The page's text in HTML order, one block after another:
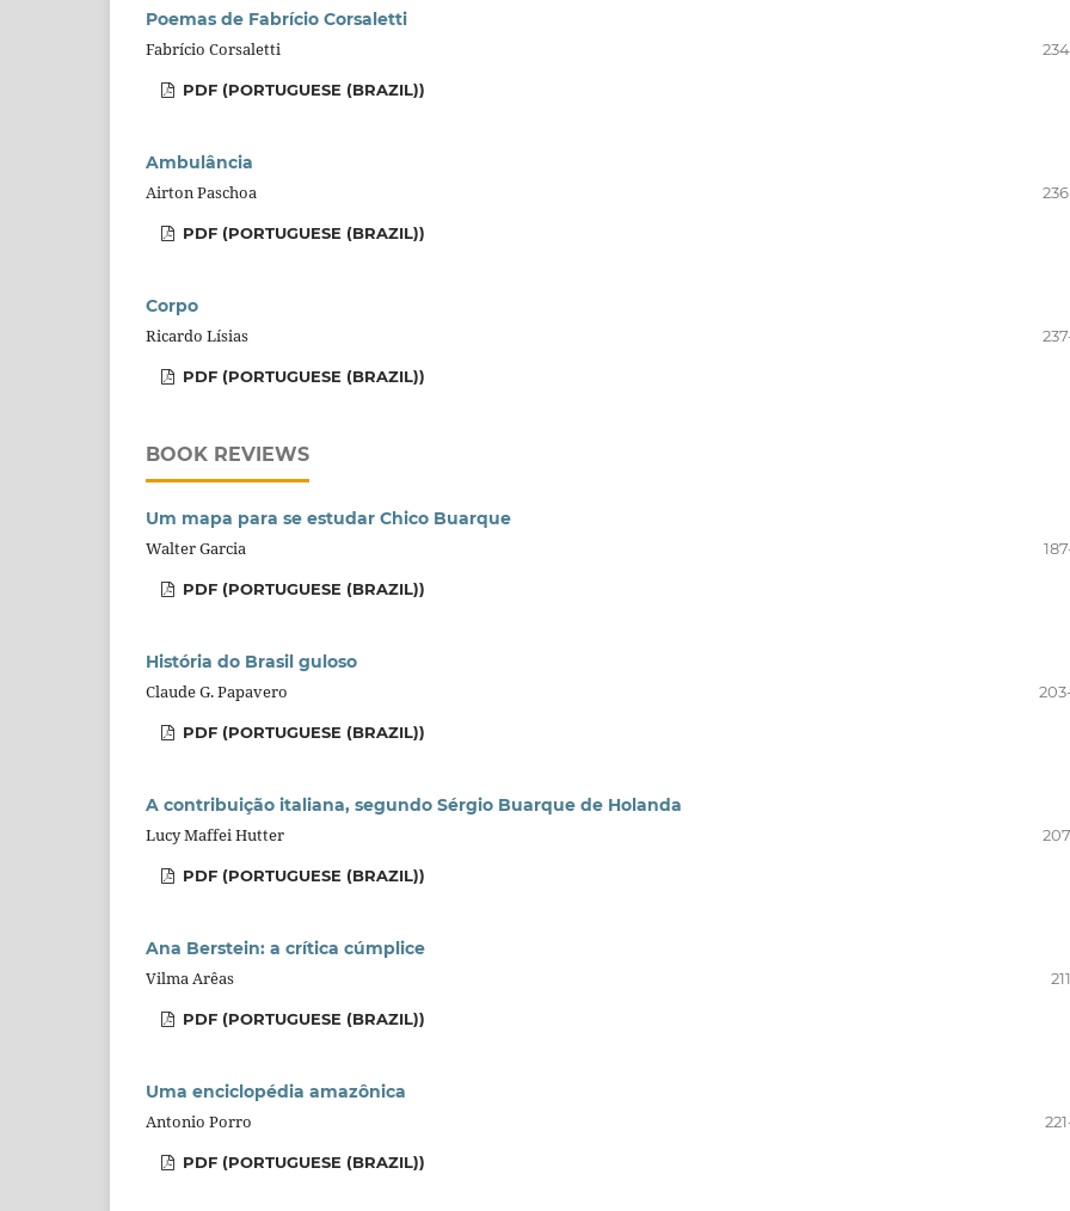
Poemas de Fabrício Corsaletti
Fabrício Corsaletti
PDF (PORTUGUESE (BRAZIL))
Ambulância
Airton Paschoa
PDF (PORTUGUESE (BRAZIL))
Corpo
Ricardo Lísias
PDF (PORTUGUESE (BRAZIL))
BOOK REVIEWS
Um mapa para se estudar Chico Buarque
Walter Garcia
PDF (PORTUGUESE (BRAZIL))
História do Brasil guloso
Claude G. Papavero
PDF (PORTUGUESE (BRAZIL))
A contribuição italiana, segundo Sérgio Buarque de Holanda
Lucy Maffei Hutter
PDF (PORTUGUESE (BRAZIL))
Ana Berstein: a crítica cúmplice
Vilma Arêas
PDF (PORTUGUESE (BRAZIL))
Uma enciclopédia amazônica
Antonio Porro
PDF (PORTUGUESE (BRAZIL))